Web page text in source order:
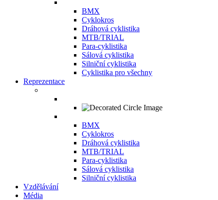
BMX
Cyklokros
Dráhová cyklistika
MTB/TRIAL
Para-cyklistika
Sálová cyklistika
Silniční cyklistika
Cyklistika pro všechny
Reprezentace
BMX
Cyklokros
Dráhová cyklistika
MTB/TRIAL
Para-cyklistika
Sálová cyklistika
Silniční cyklistika
Vzdělávání
Média